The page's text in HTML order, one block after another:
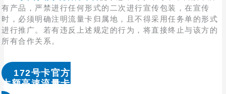
有产品，严禁进行任何形式的二次进行宣传包装，在宣传
时，必须明确注明流量卡归属地，且不得采用任务单的形式
进行推广。若有违反上述规定的行为，将直接终止与该方的
所有合作关系。
172号卡官方
大额高速流量卡办理 & 流量卡代理加盟